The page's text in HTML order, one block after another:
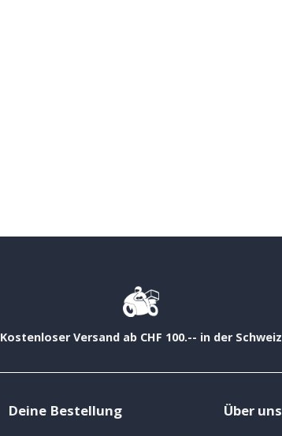
Kostenloser Versand ab CHF 100.-- in der Schweiz
Deine Bestellung Über uns